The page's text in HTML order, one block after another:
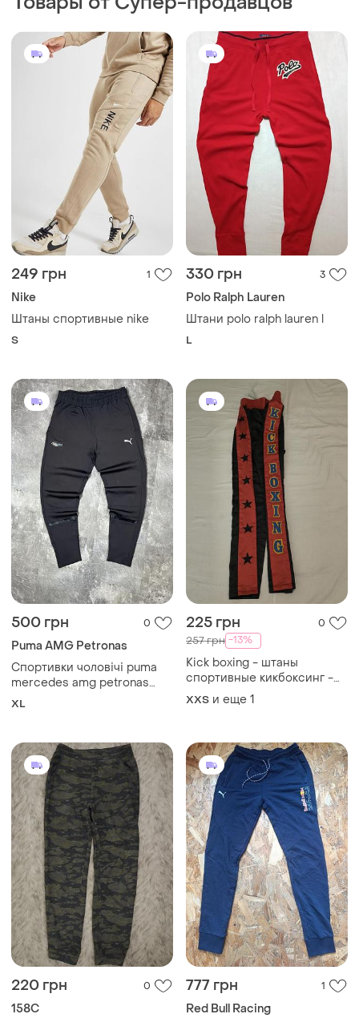
249 грн 1
Nike
Штаны спортивные nike
S
330 грн 3
Polo Ralph Lauren
Штани polo ralph lauren l
L
500 грн 0
Puma AMG Petronas
Спортивки чоловічі puma
mercedes amg petronas
чорні xl xxl штани спортивні
XL
225 грн 0
257 грн -13%
Kick boxing - штаны
спортивные кикбоксинг -
xxs-xs
XXS и еще 1
220 грн 0
158С
777 грн 1
Red Bull Racing